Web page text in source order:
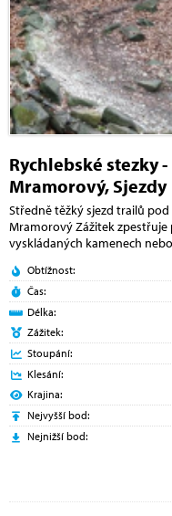
Rychlebské stezky
Mramorový, Sjezdy
Středně těžký sjezd trailů
Mramorový Zážitek
vyskládaných kamenech
Obtížnost:
Čas:
Délka:
Zážitek:
Stoupání:
Klesání:
Krajina:
Nejvyšší bod:
Nejnižší bod: